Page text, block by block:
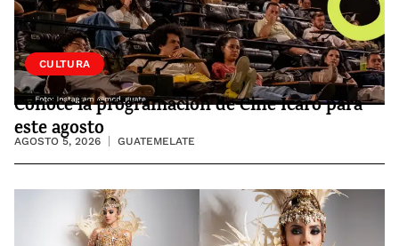
CULTURA
Conoce la programación de Cine Ícaro para
este agosto
AGOSTO 5, 2026 GUATEMELATE